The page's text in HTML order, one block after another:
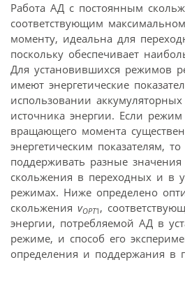
Работа АД с постоянным
соответствующим
моменту, идеальна для
поскольку обеспечивает
Для установившихся режимов
имеют энергетические
использовании
источника энергии. Если
вращающего момента
энергетическим показателям,
поддерживать разные
скольжения в переходных и в
режимах. Ниже определено
скольжения vОРТ1 ,
энергии, потребляемой АД в
режиме, и способ его
определения и поддержания в